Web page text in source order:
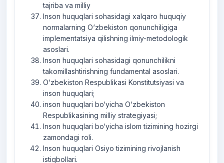
tajriba va milliy
Inson huquqlari sohasidagi xalqaro huquqiy
normalarning O‘zbekiston qonunchiligiga
implementatsiya qilishning ilmiy-metodologik
asoslari.
Inson huquqlari sohasidagi qonunchilikni
takomillashtirishning fundamental asoslari.
O‘zbekiston Respublikasi Konstitutsiyasi va
inson huquqlari;
inson huquqlari bo‘yicha O‘zbekiston
Respublikasining milliy strategiyasi;
Inson huquqlari bo‘yicha islom tizimining hozirgi
zamondagi roli.
Inson huquqlari Osiyo tizimining rivojlanish
istiqbollari.